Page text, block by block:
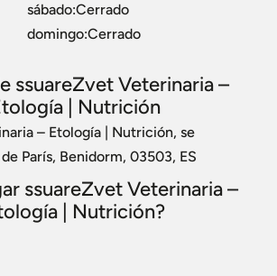
sábado:Cerrado
domingo:Cerrado
ssuareZvet Veterinaria –
| Nutrición
– Etología | Nutrición, se
París, Benidorm, 03503, ES
ssuareZvet Veterinaria –
| Nutrición?